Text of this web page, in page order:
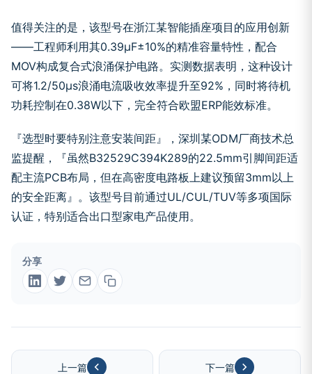
值得关注的是，该型号在浙江某智能插座项目的应用创新
——工程师利用其0.39μF±10%的精准容量特性，配合
MOV构成复合式浪涌保护电路。实测数据表明，这种设计
可将1.2/50μs浪涌电流吸收效率提升至92%，同时将待机
功耗控制在0.38W以下，完全符合欧盟ERP能效标准。
『选型时要特别注意安装间距』，深圳某ODM厂商技术总
监提醒，『虽然B32529C394K289的22.5mm引脚间距适
配主流PCB布局，但在高密度电路板上建议预留3mm以上
的安全距离』。该型号目前通过UL/CUL/TUV等多项国际
认证，特别适合出口型家电产品使用。
分享
上一篇 下一篇